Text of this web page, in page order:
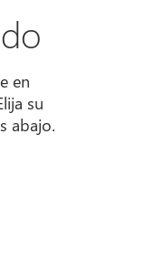
en
su
abajo.